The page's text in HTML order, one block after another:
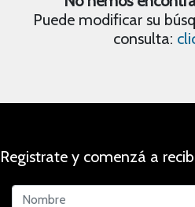
Puede modificar su
consulta:
Registrate y comenzá a